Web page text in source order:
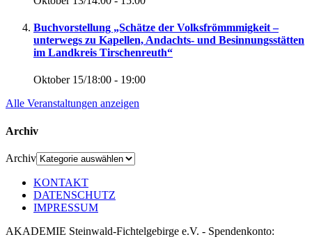
Buchvorstellung „Schätze der Volksfrömmmigkeit –
unterwegs zu Kapellen, Andachts- und Besinnungsstätten
im Landkreis Tirschenreuth“
Oktober 15/18:00 - 19:00
Alle Veranstaltungen anzeigen
Archiv
Archiv
KONTAKT
DATENSCHUTZ
IMPRESSUM
AKADEMIE Steinwald-Fichtelgebirge e.V. - Spendenkonto: